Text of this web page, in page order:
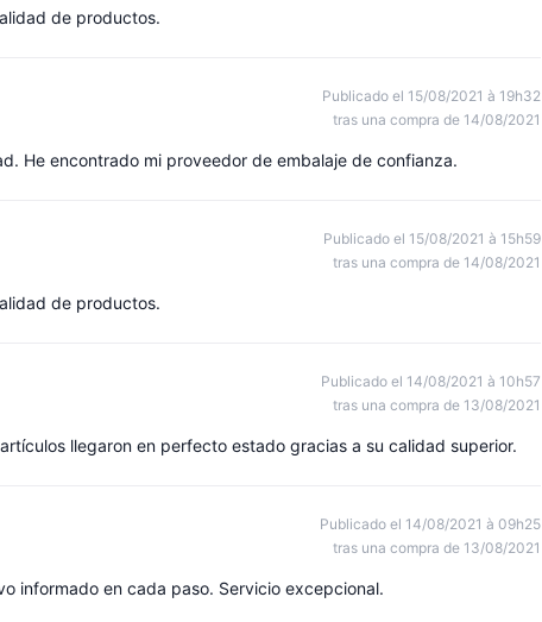
de productos.
Publicado el 15/08/2021 à 19h32
tras una compra de 14/08/2021
He encontrado mi proveedor de embalaje de confianza.
Publicado el 15/08/2021 à 15h59
tras una compra de 14/08/2021
de productos.
Publicado el 14/08/2021 à 10h57
tras una compra de 13/08/2021
llegaron en perfecto estado gracias a su calidad superior.
Publicado el 14/08/2021 à 09h25
tras una compra de 13/08/2021
informado en cada paso. Servicio excepcional.